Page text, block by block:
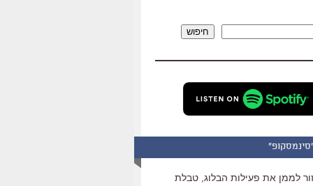
שמע.
חיפוש
לממן את פעילות הבלוג, טבלת